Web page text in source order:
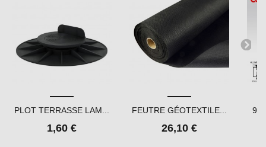
PLOT TERRASSE LAM...
1,60 €
FEUTRE GÉOTEXTILE...
26,10 €
90